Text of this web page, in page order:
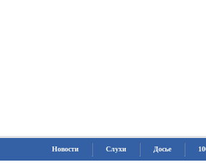
Новости Слухи Досье